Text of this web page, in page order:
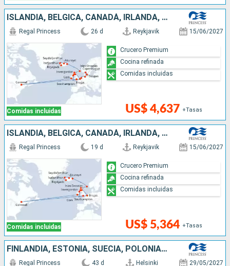
ISLANDIA, BÉLGICA, CANADÁ, IRLANDA, REINO UNIDO, PAISES BAJOS, ALEMANIA, DINAMARCA
Comidas incluidas
Regal Princess 26 d Reykjavik 15/06/2027
US$ 4,637 +Tasas
Crucero Premium
Cocina refinada
Comidas incluidas
ISLANDIA, BÉLGICA, CANADÁ, IRLANDA, REINO UNIDO
Comidas incluidas
Regal Princess 19 d Reykjavik 15/06/2027
US$ 5,364 +Tasas
Crucero Premium
Cocina refinada
Comidas incluidas
FINLANDIA, ESTONIA, SUECIA, POLONIA, DINAMARCA, NORUEGA, ISLANDIA, REINO UNIDO, CANADÁ, IRLANDA, BÉLGICA, PAISES BAJOS, ALEMANIA
Regal Princess 43 d Helsinki 29/05/2027